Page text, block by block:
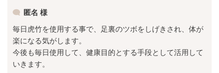
匿名 様
毎日虎竹を使用する事で、足裏のツボをしげきされ、体が
楽になる気がします。
今後も毎日使用して、健康目的とする手段として活用して
いきます。